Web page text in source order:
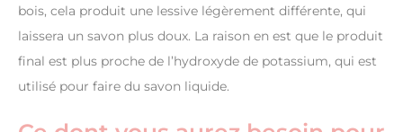
bois, cela produit une lessive légèrement différente, qui
laissera un savon plus doux. La raison en est que le produit
final est plus proche de l’hydroxyde de potassium, qui est
utilisé pour faire du savon liquide.